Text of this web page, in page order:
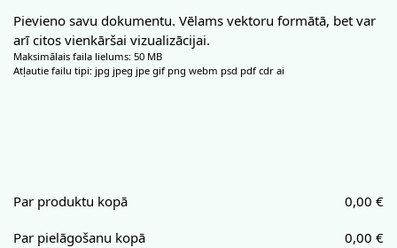
Pievieno savu dokumentu. Vēlams vektoru formātā, bet var
arī citos vienkāršai vizualizācijai.
Maksimālais faila lielums: 50 MB
Atļautie failu tipi: jpg jpeg jpe gif png webm psd pdf cdr ai
Par produktu kopā 0,00 €
Par pielāgošanu kopā 0,00 €